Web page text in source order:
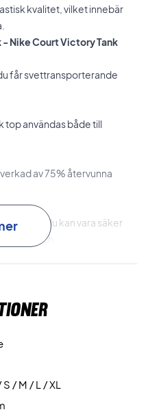
kvalitet, vilket innebär
Nike Court Victory Tank
får svettransporterande
top användas både till
av 75% återvunna
att du kan vara säker
och match .
S / M / L / XL